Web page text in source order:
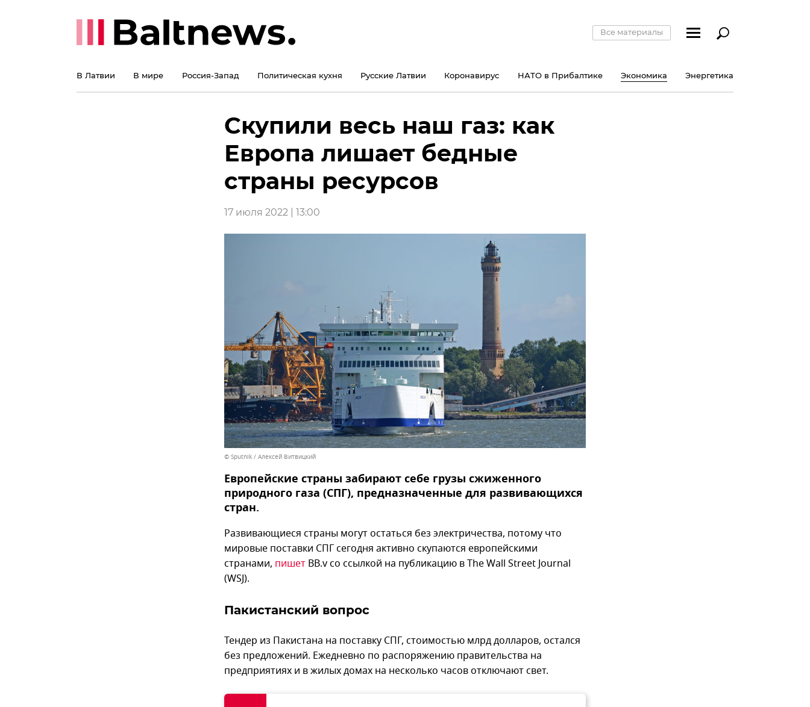
Все материалы
В Латвии В мире Россия-Запад Политическая кухня Русские Латвии Коронавирус НАТО в Прибалтике Экономика Энергетика
Скупили весь наш газ: как
Европа лишает бедные
страны ресурсов
17 июля 2022 | 13:00
© Sputnik / Алексей Витвицкий
Европейские страны забирают себе грузы сжиженного
природного газа (СПГ), предназначенные для развивающихся
стран.
Развивающиеся страны могут остаться без электричества, потому что
мировые поставки СПГ сегодня активно скупаются европейскими
странами, пишет BB.v со ссылкой на публикацию в The Wall Street Journal
(WSJ).
Пакистанский вопрос
Тендер из Пакистана на поставку СПГ, стоимостью млрд долларов, остался
без предложений. Ежедневно по распоряжению правительства на
предприятиях и в жилых домах на несколько часов отключают свет.